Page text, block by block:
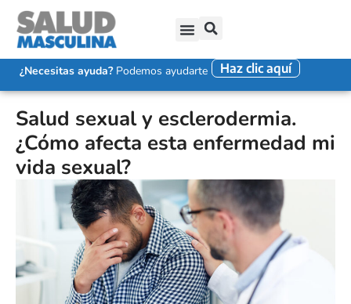
¿Necesitas ayuda?Podemos ayudarte Haz clic aquí
Salud sexual y esclerodermia.
¿Cómo afecta esta enfermedad mi
vida sexual?